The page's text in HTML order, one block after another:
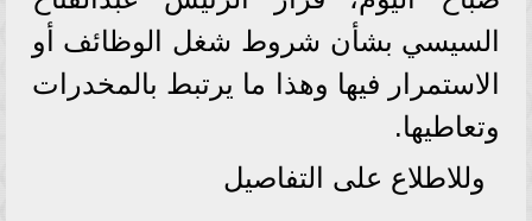
السيسي بشأن شروط شغل الوظائف أو
الاستمرار فيها وهذا ما يرتبط بالمخدرات
وتعاطيها.
وللاطلاع على التفاصيل